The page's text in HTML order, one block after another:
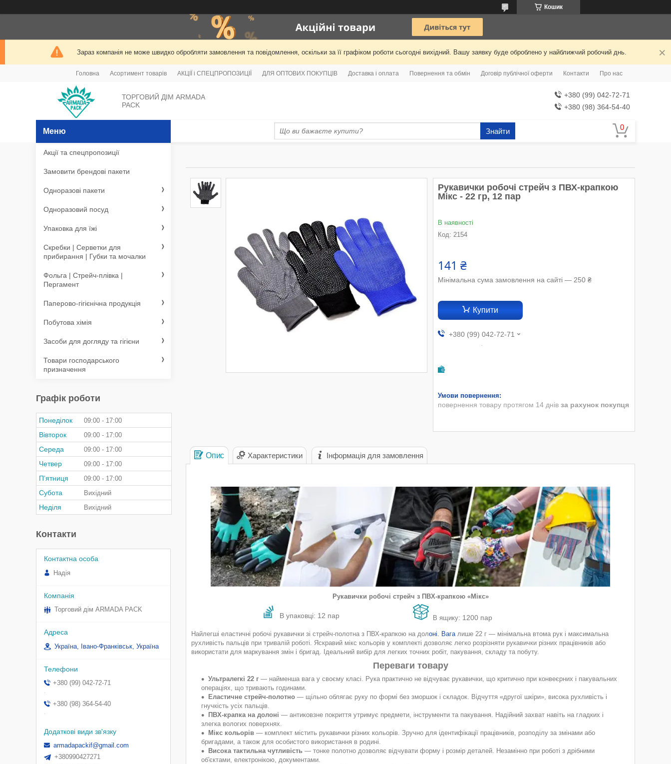
Кошик
Зараз компанія не може швидко обробляти замовлення та повідомлення, оскільки за її графіком роботи сьогодні вихідний. Вашу заявку буде оброблено у найближчий робочий днь.
Головна Асортимент товарів АКЦІЇ і СПЕЦПРОПОЗИЦІЇ ДЛЯ ОПТОВИХ ПОКУПЦІВ Доставка і оплата Повернення та обмін Договір публічної оферти Контакти Про нас
ТОРГОВИЙ ДІМ ARMADA
PACK
+380 (99) 042-72-71
+380 (98) 364-54-40
Знайти
Рукавички робочі стрейч з ПВХ-крапкою
Мікс - 22 гр, 12 пар
В наявності
Код: 2154
141 ₴
Мінімальна сума замовлення на сайті — 250 ₴
Купити
+380 (99) 042-72-71
повернення товару протягом 14 днів за рахунок покупця
Опис Характеристики Інформація для замовлення
Рукавички робочі стрейч з ПВХ-крапкою «Мікс»
В упаковці: 12 пар В ящику: 1200 пар
Найлегші еластичні робочі рукавички зі стрейч-полотна з ПВХ-крапкою на долоні. Вага лише 22 г — мінімальна втома рук і максимальна
рухливість пальців при тривалій роботі. Яскравий мікс кольорів у комплекті дозволяє легко розрізняти рукавички різних працівників або
використати для маркування змін і бригад. Ідеальний вибір для легких точних робіт, пакування, складу та побуту.
Переваги товару
Ультралегкі 22 г — найменша вага у своєму класі. Рука практично не відчуває рукавички, що критично при конвеєрних і пакувальних
операціях, що тривають годинами.
Еластичне стрейч-полотно — щільно облягає руку по формі без зморшок і складок. Відчуття «другої шкіри», висока рухливість і
гнучкість усіх пальців.
ПВХ-крапка на долоні — антиковзне покриття утримує предмети, інструменти та пакування. Надійний захват навіть на гладких і
злегка вологих поверхнях.
Мікс кольорів — комплект містить рукавички різних кольорів. Зручно для ідентифікації працівників, розподілу за змінами або
бригадами, а також для особистого використання в родині.
Висока тактильна чутливість — тонке полотно дозволяє відчувати форму і розмір деталей. Незамінно при роботі з дрібними
об'єктами, електронікою, документами.
Акції та спецпропозиції
Замовити брендові пакети
Одноразові пакети
Одноразовий посуд
Упаковка для їжі
Скребки | Серветки для
прибирання | Губки та мочалки
Фольга | Стрейч-плівка |
Пергамент
Паперово-гігієнічна продукція
Побутова хімія
Засоби для догляду та гігієни
Товари господарського
призначення
Графік роботи
Понеділок 09:00 17:00
Вівторок 09:00 17:00
Середа 09:00 17:00
Четвер 09:00 17:00
Пʼятниця 09:00 17:00
Субота Вихідний
Неділя Вихідний
Контакти
Надія
Торговий дім ARMADA PACK
Україна, Івано-Франківськ, Україна
+380 (99) 042-72-71
.
+380 (98) 364-54-40
.
armadapackif@gmail.com
+380990427271